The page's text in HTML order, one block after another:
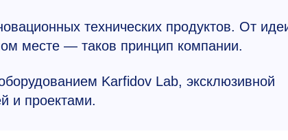
технических продуктов. От
месте — таков принцип компании.
Karfidov Lab, эксклюзивной
и проектами.